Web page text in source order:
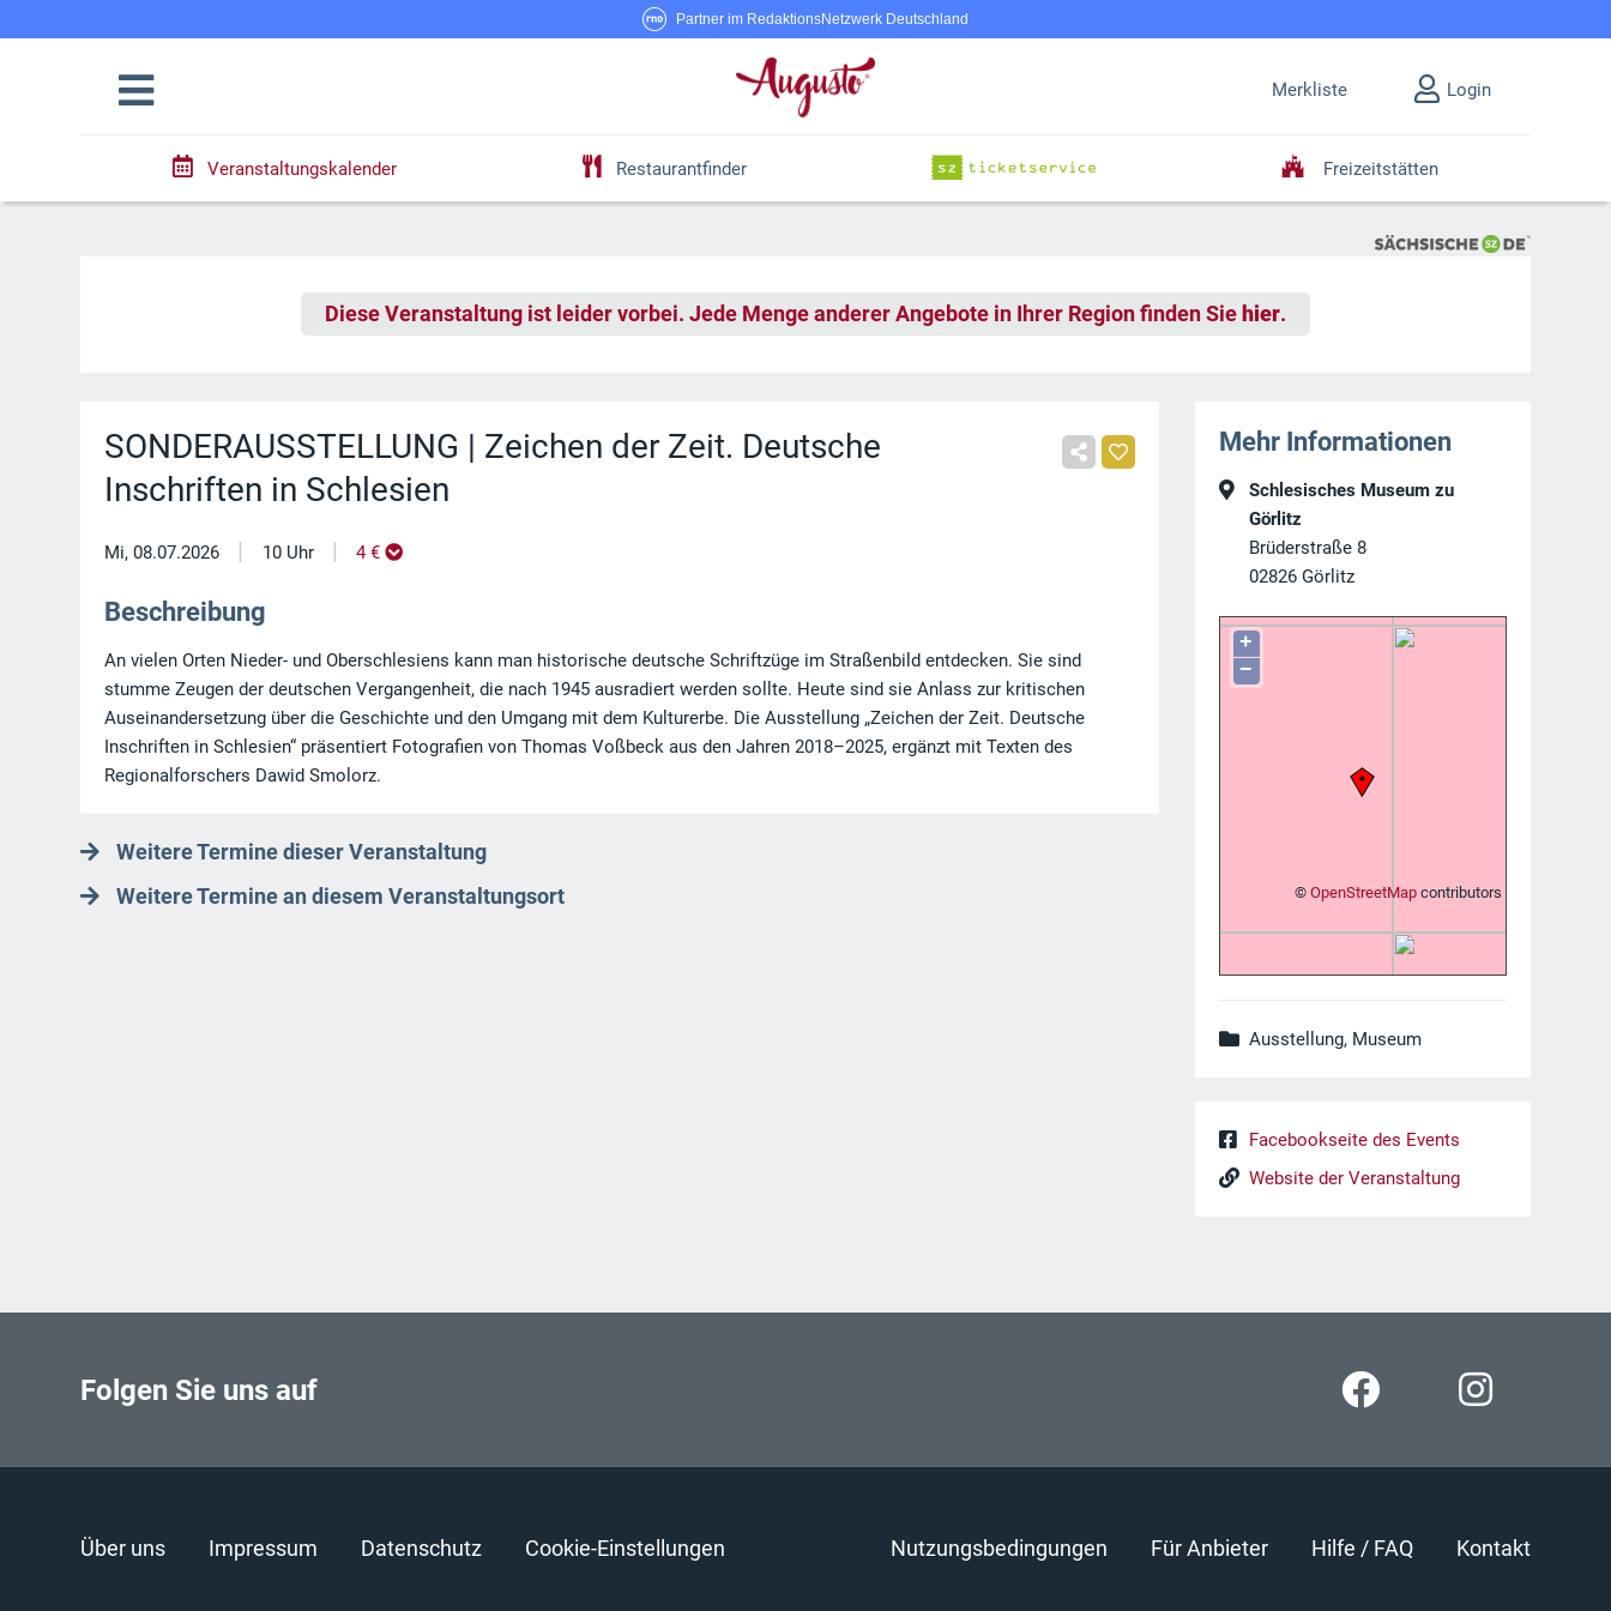
Partner im RedaktionsNetzwerk Deutschland
Merkliste Login
Veranstaltungskalender Restaurantfinder Freizeitstätten
Diese Veranstaltung ist leider vorbei. Jede Menge anderer Angebote in Ihrer Region finden Sie hier.
SONDERAUSSTELLUNG | Zeichen der Zeit. Deutsche
Inschriften in Schlesien
Mi, 08.07.2026 | 10 Uhr | 4 €
Beschreibung
An vielen Orten Nieder- und Oberschlesiens kann man historische deutsche Schriftzüge im Straßenbild entdecken. Sie sind
stumme Zeugen der deutschen Vergangenheit, die nach 1945 ausradiert werden sollte. Heute sind sie Anlass zur kritischen
Auseinandersetzung über die Geschichte und den Umgang mit dem Kulturerbe. Die Ausstellung „Zeichen der Zeit. Deutsche
Inschriften in Schlesien“ präsentiert Fotografien von Thomas Voßbeck aus den Jahren 2018–2025, ergänzt mit Texten des
Regionalforschers Dawid Smolorz.
Weitere Termine dieser Veranstaltung
Weitere Termine an diesem Veranstaltungsort
Mehr Informationen
Schlesisches Museum zu
Görlitz
Brüderstraße 8
02826 Görlitz
+
−
© OpenStreetMapcontributors
Ausstellung, Museum
Facebookseite des Events
Website der Veranstaltung
Folgen Sie uns auf
Über uns Impressum Datenschutz Cookie-Einstellungen Nutzungsbedingungen Für Anbieter Hilfe / FAQ Kontakt